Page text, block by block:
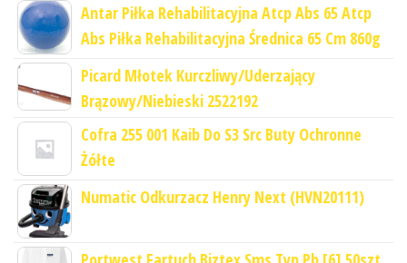
Antar Piłka Rehabilitacyjna Atcp Abs 65 Atcp
Abs Piłka Rehabilitacyjna Średnica 65 Cm 860g
Picard Młotek Kurczliwy/Uderzający
Brązowy/Niebieski 2522192
Cofra 255 001 Kaib Do S3 Src Buty Ochronne
Żółte
Numatic Odkurzacz Henry Next (HVN20111)